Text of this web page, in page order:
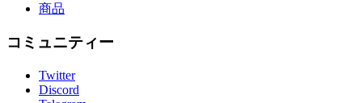
商品
コミュニティー
Twitter
Discord